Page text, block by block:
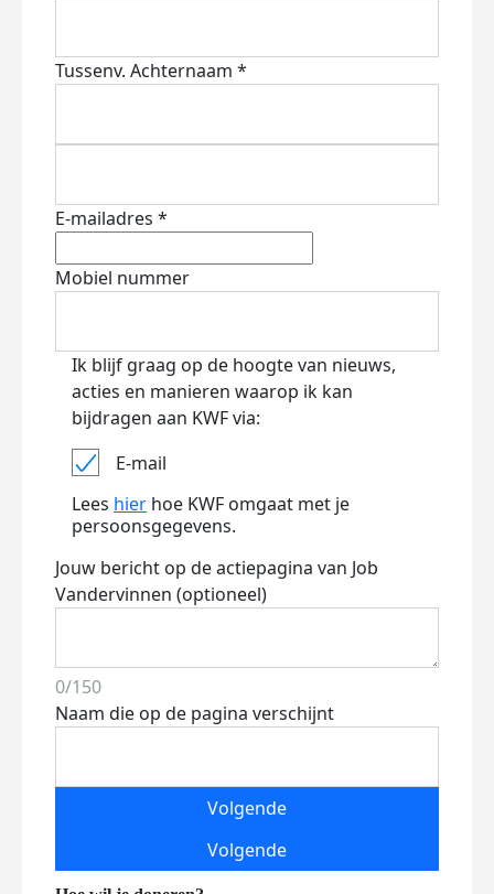
Tussenv. Achternaam *
E-mailadres *
Mobiel nummer
Ik blijf graag op de hoogte van nieuws,
acties en manieren waarop ik kan
bijdragen aan KWF via:
E-mail
Lees hier hoe KWF omgaat met je
persoonsgegevens.
Jouw bericht op de actiepagina van Job
Vandervinnen (optioneel)
0/150
Naam die op de pagina verschijnt
Volgende
Volgende